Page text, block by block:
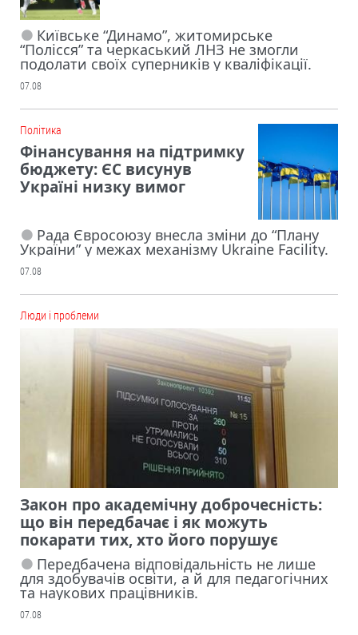
Київське “Динамо”, житомирське
“Полісся” та черкаський ЛНЗ не змогли
подолати своїх суперників у кваліфікації.
07.08
Політика
Фінансування на підтримку
бюджету: ЄС висунув
Україні низку вимог
Рада Євросоюзу внесла зміни до “Плану
України” у межах механізму Ukraine Facility.
07.08
Люди і проблеми
Закон про академічну доброчесність:
що він передбачає і як можуть
покарати тих, хто його порушує
Передбачена відповідальність не лише
для здобувачів освіти, а й для педагогічних
та наукових працівників.
07.08